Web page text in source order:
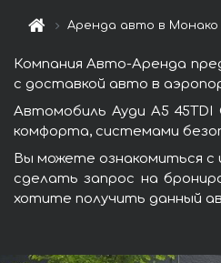
Аренда авто в Монако
Компания Авто-Аренда
с доставкой авто в
Автомобиль Ауди A5
комфорта, системами
Вы можете ознакомиться с
сделать запрос на
хотите получить данный